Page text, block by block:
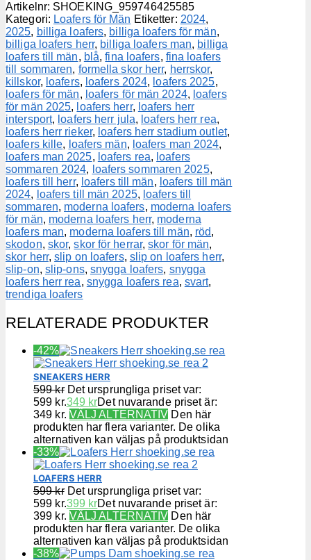
Artikelnr: SHOEKING_959746425585
Kategori: Loafers för Män Etiketter: 2024,
2025, billiga loafers, billiga loafers för män,
billiga loafers herr, billiga loafers man, billiga
loafers till män, blå,fina loafers, fina loafers
till sommaren, formella skor herr, herrskor,
killskor, loafers, loafers 2024, loafers 2025,
loafers för män, loafers för män 2024, loafers
för män 2025, loafers herr, loafers herr
intersport, loafers herr jula, loafers herr rea,
loafers herr rieker, loafers herr stadium outlet,
loafers kille, loafers män, loafers man 2024,
loafers man 2025, loafers rea, loafers
sommaren 2024, loafers sommaren 2025,
loafers till herr, loafers till män, loafers till män
2024, loafers till män 2025, loafers till
sommaren, moderna loafers, moderna loafers
för män, moderna loafers herr, moderna
loafers man, moderna loafers till män, röd,
skodon, skor,skor för herrar,skor för män,
skor herr,slip on loafers, slip on loafers herr,
slip-on, slip-ons, snygga loafers, snygga
loafers herr rea, snygga loafers rea, svart,
trendiga loafers
RELATERADE PRODUKTER
-42%
SNEAKERS HERR
599kr Det ursprungliga priset var:
599 kr.349 krDet nuvarande priset är:
349 kr. VÄLJ ALTERNATIV Den här
produkten har flera varianter. De olika
alternativen kan väljas på produktsidan
-33%
LOAFERS HERR
599kr Det ursprungliga priset var:
599 kr.399 krDet nuvarande priset är:
399 kr. VÄLJ ALTERNATIV Den här
produkten har flera varianter. De olika
alternativen kan väljas på produktsidan
-38%